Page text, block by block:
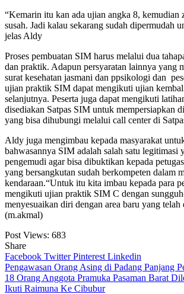
“Kemarin itu kan ada ujian angka 8, kemudian
susah. Jadi kalau sekarang sudah dipermudah
jelas Aldy
Proses pembuatan SIM harus melalui dua
dan praktik. Adapun persyaratan lainnya yang
surat kesehatan jasmani dan ppsikologi dan
ujian praktik SIM dapat mengikuti ujian
selanjutnya. Peserta juga dapat mengikuti
disediakan Satpas SIM untuk mempersiapkan
yang bisa dihubungi melalui call center di
Aldy juga mengimbau kepada masyarakat
bahwasannya SIM adalah salah satu legitimasi
pengemudi agar bisa dibuktikan kepada
yang bersangkutan sudah berkompeten dalam
kendaraan.“Untuk itu kita imbau kepada para
mengikuti ujian praktik SIM C dengan
menyesuaikan diri dengan area baru yang telah
(m.akmal)
Post Views: 683
Share
Facebook TwitterPinterest Linkedin
Navigasi
pos
Pengawasan Orang Asing di Padang Panjang
18 Orang Anggota Pramuka Pasaman Barat
Ikuti Raimuna Ke Cibubur